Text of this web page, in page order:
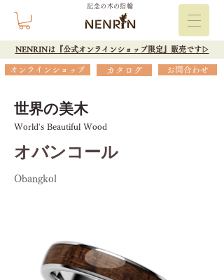
記念の木の指輪
NENRINは『公式オンラインショップ限定』販売です▷
オンラインショップ カタログ お問合わせ
世界の美木
World's Beautiful Wood
オバンコール
Obangkol